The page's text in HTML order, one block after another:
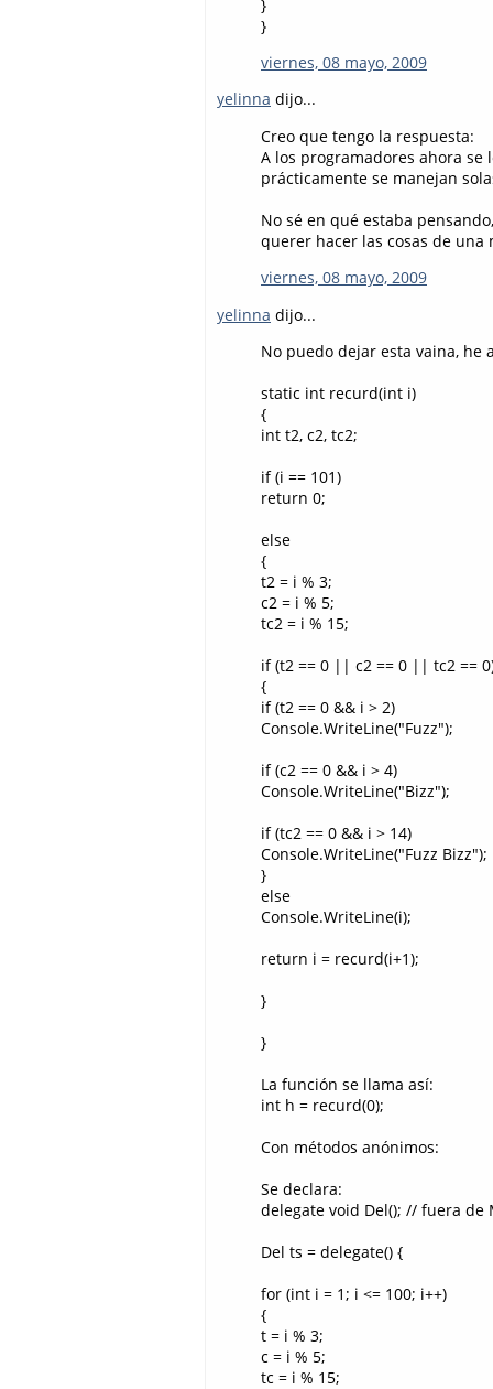
}
}
viernes, 08 mayo, 2009
yelinna dijo...
Creo que tengo la respuesta:
A los programadores ahora se
prácticamente se manejan
No sé en qué estaba
querer hacer las cosas de una
viernes, 08 mayo, 2009
yelinna dijo...
No puedo dejar esta vaina, he
static int recurd(int i)
{
int t2, c2, tc2;
if (i == 101)
return 0;
else
{
t2 = i % 3;
c2 = i % 5;
tc2 = i % 15;
if (t2 == 0 || c2 == 0 || tc2 ==
{
if (t2 == 0 && i > 2)
Console.WriteLine("Fuzz");
if (c2 == 0 && i > 4)
Console.WriteLine("Bizz");
if (tc2 == 0 && i > 14)
Console.WriteLine("Fuzz Bizz");
}
else
Console.WriteLine(i);
return i = recurd(i+1);
}
}
La función se llama así:
int h = recurd(0);
Con métodos anónimos:
Se declara:
delegate void Del(); // fuera de
Del ts = delegate() {
for (int i = 1; i <= 100; i++)
{
t = i % 3;
c = i % 5;
tc = i % 15;